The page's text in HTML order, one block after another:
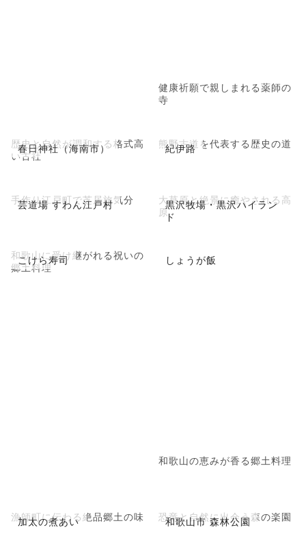
健康祈願で親しまれる薬師の
寺
春日神社（海南市）
歴史と自然が調和する格式高
い古社
紀伊路
熊野古道を代表する歴史の道
芸道場 すわん江戸村
手作り江戸町で芝居旅気分
黒沢牧場・黒沢ハイラン
ド
大草原と絶景に癒やされる高
原
こけら寿司
和歌山に受け継がれる祝いの
郷土料理
しょうが飯
和歌山の恵みが香る郷土料理
加太の煮あい
漁師町に伝わる絶品郷土の味 和歌山市 森林公園
恐竜と自然に出会う森の楽園